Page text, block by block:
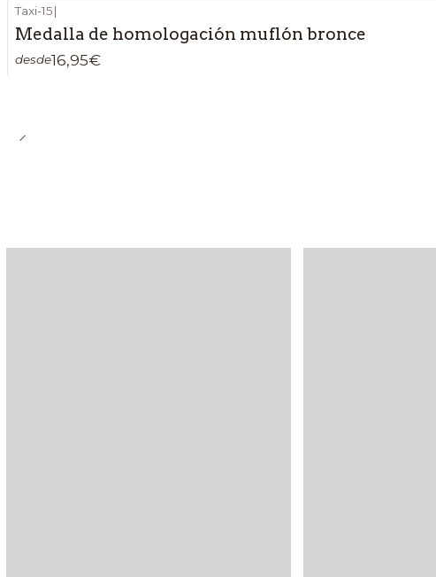
Taxi-15|
Medalla de homologación muflón bronce
desde16,95€